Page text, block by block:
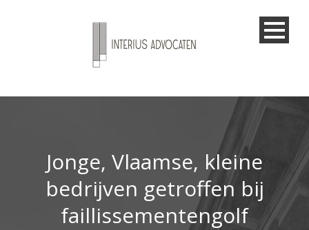
Jonge, Vlaamse, kleine
bedrijven getroffen bij
faillissementengolf